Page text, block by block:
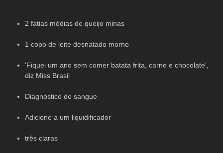
2 fatias médias de queijo minas
1 copo de leite desnatado morno
'Fiquei um ano sem comer batata frita, carne e chocolate',
diz Miss Brasil
Diagnóstico de sangue
Adicione a um liquidificador
três claras